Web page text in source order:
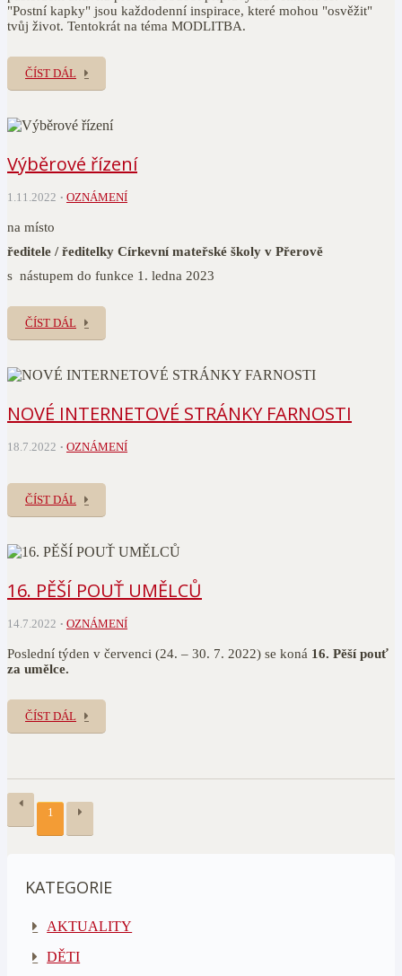
"Postní kapky" jsou každodenní inspirace, které mohou "osvěžit"
tvůj život. Tentokrát na téma MODLITBA.
ČÍST DÁL
Výběrové řízení
1.11.2022 OZNÁMENÍ
na místo
ředitele / ředitelky Církevní mateřské školy v Přerově
s nástupem do funkce 1. ledna 2023
ČÍST DÁL
NOVÉ INTERNETOVÉ STRÁNKY FARNOSTI
18.7.2022 OZNÁMENÍ
ČÍST DÁL
16. PĚŠÍ POUŤ UMĚLCŮ
14.7.2022 OZNÁMENÍ
Poslední týden v červenci (24. – 30. 7. 2022) se koná 16. Pěší pouť
za umělce.
ČÍST DÁL
1
KATEGORIE
AKTUALITY
DĚTI